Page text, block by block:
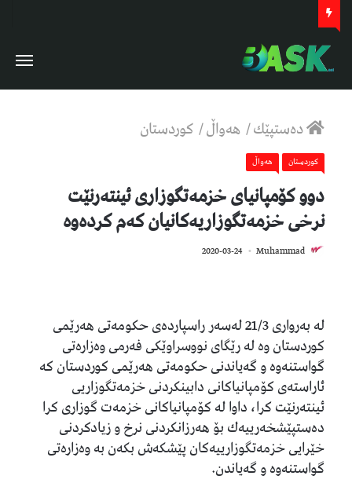
دەستپێك/ هەواڵ/ كوردستان
كوردستان هەواڵ
دوو کۆمپانیای خزمەتگوزاری ئینتەرنێت
نرخی خزمەتگوزاریەکانیان کەم کردەوە
Muhammad
2020-03-24
لە بەرواری 21/3 لەسەر راسپاردەی حکومەتی هەرێمی
کوردستان وە لە رێگای نووسراوێكی فەرمی وه‌زارەتی
گواستنه‌وه‌ و گه‌یاندنی حكومه‌تی هه‌رێمی كوردستان کە
ئاراسته‌ی كۆمپانیاكانی دابینكردنی خزمه‌تگوزاریی
ئینته‌رنێت كرا‌، داوا لە کۆمپانیاکانی خزمەت گوزاری کرا
ده‌ستپێشخه‌رییه‌ك بۆ هه‌رزانكردنی نرخ و زیادكردنی
خێرایی خزمه‌تگوزارییه‌كان پێشكه‌ش بكه‌ن بە وەزارەتی
گواستنەوە و گەیاندن.